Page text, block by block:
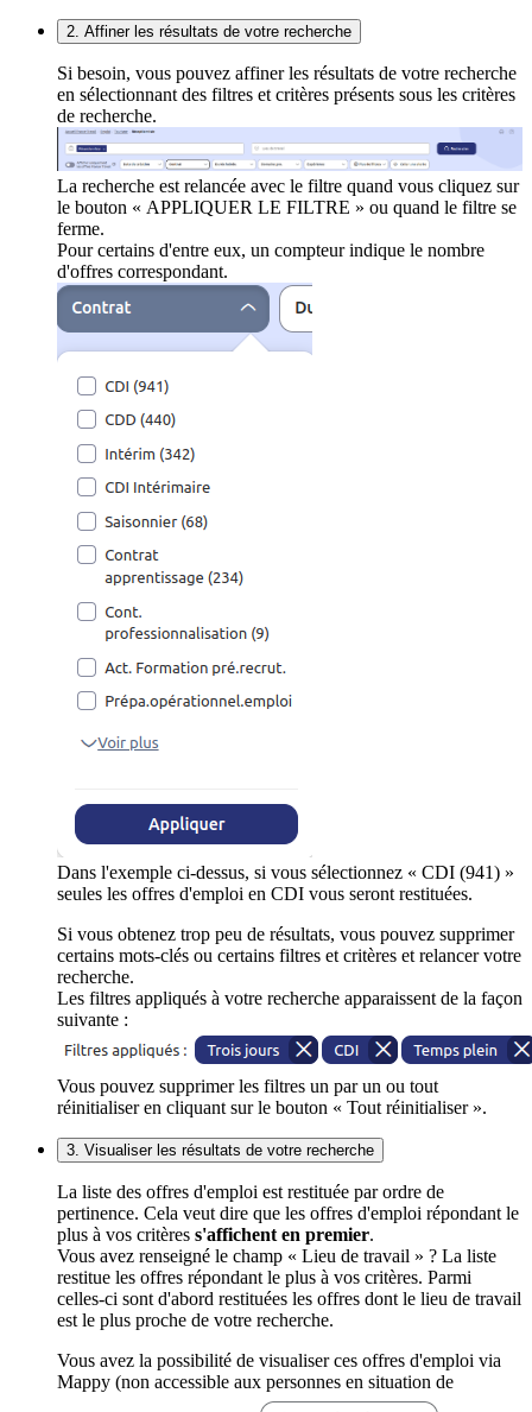
2. Affiner les résultats de votre recherche
Si besoin, vous pouvez affiner les résultats de votre recherche
en sélectionnant des filtres et critères présents sous les critères
de recherche.
La recherche est relancée avec le filtre quand vous cliquez sur
le bouton « APPLIQUER LE FILTRE » ou quand le filtre se
ferme.
Pour certains d'entre eux, un compteur indique le nombre
d'offres correspondant.
Dans l'exemple ci-dessus, si vous sélectionnez « CDI (941) »
seules les offres d'emploi en CDI vous seront restituées.
Si vous obtenez trop peu de résultats, vous pouvez supprimer
certains mots-clés ou certains filtres et critères et relancer votre
recherche.
Les filtres appliqués à votre recherche apparaissent de la façon
suivante :
Vous pouvez supprimer les filtres un par un ou tout
réinitialiser en cliquant sur le bouton « Tout réinitialiser ».
3. Visualiser les résultats de votre recherche
La liste des offres d'emploi est restituée par ordre de
pertinence. Cela veut dire que les offres d'emploi répondant le
plus à vos critères s'affichent en premier.
Vous avez renseigné le champ « Lieu de travail » ? La liste
restitue les offres répondant le plus à vos critères. Parmi
celles-ci sont d'abord restituées les offres dont le lieu de travail
est le plus proche de votre recherche.
Vous avez la possibilité de visualiser ces offres d'emploi via
Mappy (non accessible aux personnes en situation de